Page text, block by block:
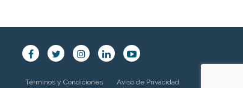
Términos y Condiciones Aviso de Privacidad